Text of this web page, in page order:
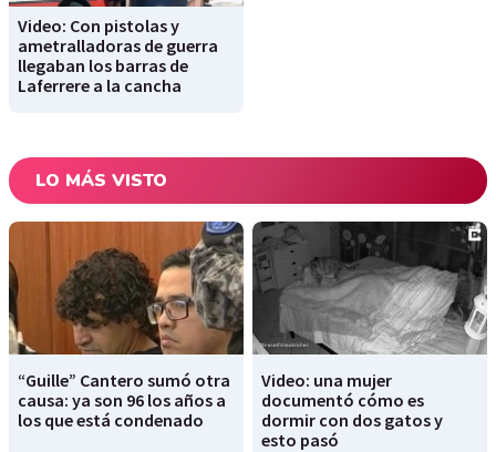
Video: Con pistolas y
ametralladoras de guerra
llegaban los barras de
Laferrere a la cancha
LO MÁS VISTO
“Guille” Cantero sumó otra
causa: ya son 96 los años a
los que está condenado
Video: una mujer
documentó cómo es
dormir con dos gatos y
esto pasó